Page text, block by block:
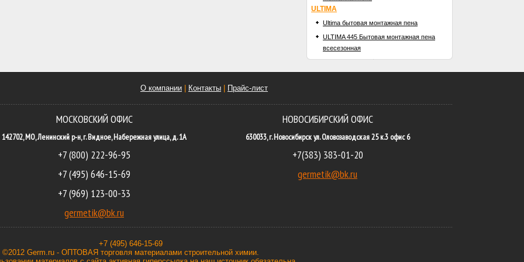
ULTIMA
Ultima бытовая монтажная пена
ULTIMA 445 Бытовая монтажная пена
всесезонная
О компании Контакты Прайс-лист
МОСКОВСКИЙ ОФИС
142702, МО, Ленинский р-н, г. Видное, Набережная улица, д. 1А
+7 (800) 222-96-95
+7 (495) 646-15-69
+7 (969) 123-00-33
germetik@bk.ru
НОВОСИБИРСКИЙ ОФИС
630033, г. Новосибирск ул. Оловозаводская 25 к.3 офис 6
+7(383) 383-01-20
germetik@bk.ru
+7 (495) 646-15-69
©2012 Germ.ru - ОПТОВАЯ торговля материалами строительной химии.